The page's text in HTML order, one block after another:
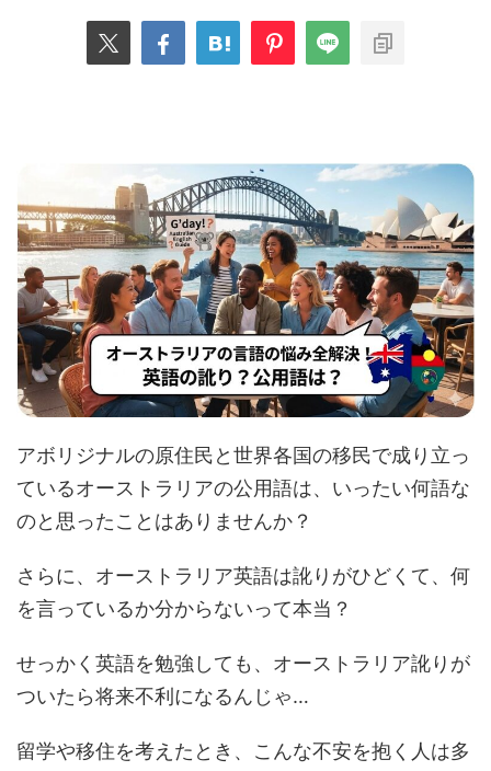
アボリジナルの原住民と世界各国の移民で成り立っ
ているオーストラリアの公用語は、いったい何語な
のと思ったことはありませんか？
さらに、オーストラリア英語は訛りがひどくて、何
を言っているか分からないって本当？
せっかく英語を勉強しても、オーストラリア訛りが
ついたら将来不利になるんじゃ…
留学や移住を考えたとき、こんな不安を抱く人は多